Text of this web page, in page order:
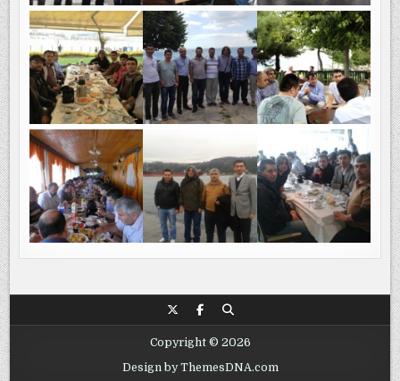
Copyright © 2026
Design by ThemesDNA.com